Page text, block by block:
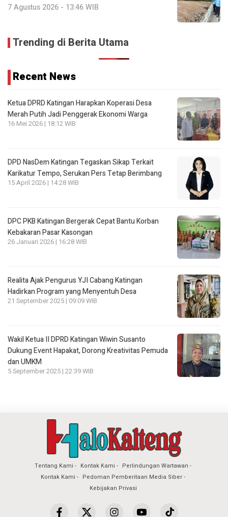
7 Agustus 2026 - 13:46 WIB
Trending di Berita Utama
Recent News
Ketua DPRD Katingan Harapkan Koperasi Desa
Merah Putih Jadi Penggerak Ekonomi Warga
16 Mei 2026 | 18:12 WIB
DPD NasDem Katingan Tegaskan Sikap Terkait
Karikatur Tempo, Serukan Pers Tetap Berimbang
15 April 2026 | 14:28 WIB
DPC PKB Katingan Bergerak Cepat Bantu Korban
Kebakaran Pasar Kasongan
26 Januari 2026 | 16:28 WIB
Realita Ajak Pengurus YJI Cabang Katingan
Hadirkan Program yang Menyentuh Desa
21 September 2025 | 09:09 WIB
Wakil Ketua II DPRD Katingan Wiwin Susanto
Dukung Event Hapakat, Dorong Kreativitas Pemuda
dan UMKM
5 September 2025 | 22:39 WIB
Tentang Kami Kontak Kami
Perlindungan Wartawan
Kontak Kami
Pedoman Pemberitaan Media Siber
Kebijakan Privasi